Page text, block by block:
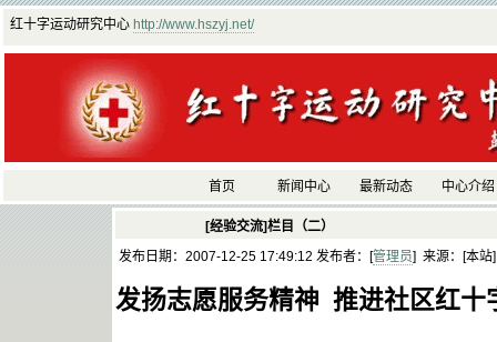
红十字运动研究中心 http://www.hszyj.net/
首页 新闻中心 最新动态 中心介绍
[经验交流]栏目（二）
发布日期：2007-12-25 17:49:12 发布者：[管理员] 来源：[本站
发扬志愿服务精神 推进社区红十